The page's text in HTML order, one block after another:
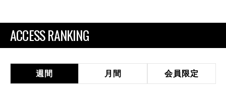
ACCESS RANKING
週間 月間 会員限定